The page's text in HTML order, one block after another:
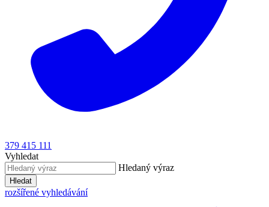
379 415 111
Vyhledat
Hledaný výraz
Hledat
rozšířené vyhledávání